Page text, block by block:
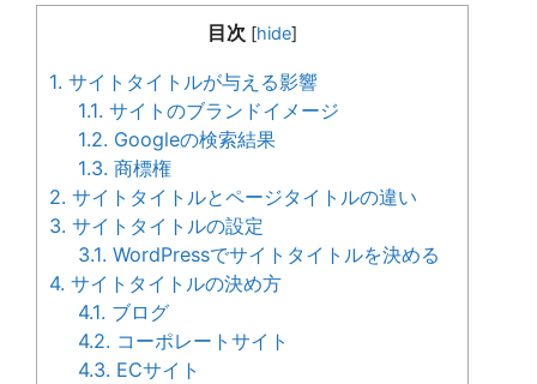
目次 [hide]
1. サイトタイトルが与える影響
1.1. サイトのブランドイメージ
1.2. Googleの検索結果
1.3. 商標権
2. サイトタイトルとページタイトルの違い
3. サイトタイトルの設定
3.1. WordPressでサイトタイトルを決める
4. サイトタイトルの決め方
4.1. ブログ
4.2. コーポレートサイト
4.3. ECサイト